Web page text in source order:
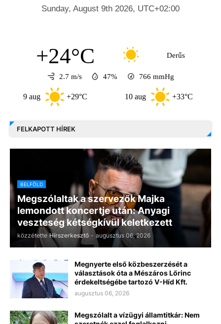
+24°C Derűs
2.7 m/s 47% 766 mmHg
+29°C +33°C
FELKAPOTT HÍREK
BELFÖLD
Megszólaltak a szervezők Majka
lemondott koncertje után: Anyagi
veszteség kétségkívül keletkezett
közzétette Hírszerkesztő - augusztus 06, 2026
Megnyerte első közbeszerzését a
választások óta a Mészáros Lőrinc
érdekeltségébe tartozó V-Híd Kft.
augusztus 06, 2026
Megszólalt a vízügyi államtitkár: Nem